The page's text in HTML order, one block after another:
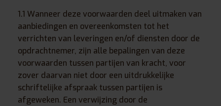
1.1 Wanneer deze voorwaarden deel uitmaken van
aanbiedingen en overeenkomsten tot het
verrichten van leveringen en/of diensten door de
opdrachtnemer, zijn alle bepalingen van deze
voorwaarden tussen partijen van kracht, voor
zover daarvan niet door een uitdrukkelijke
schriftelijke afspraak tussen partijen is
afgeweken. Een verwijzing door de